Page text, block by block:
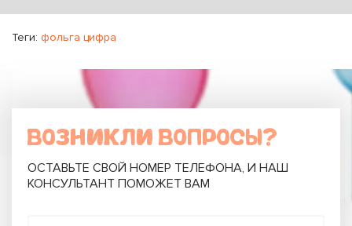
Теги: фольга цифра
ВОЗНИКЛИ ВОПРОСЫ?
ОСТАВЬТЕ СВОЙ НОМЕР ТЕЛЕФОНА, И НАШ
КОНСУЛЬТАНТ ПОМОЖЕТ ВАМ